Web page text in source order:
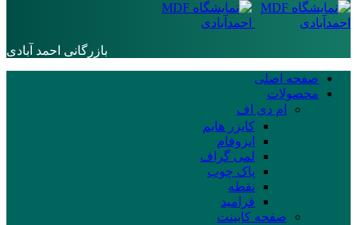
بازرگانی احمد آبادی
صفحه اصلی
محصولات
ام دی اف
کایزر هایم
ایزوفام
لمی گراف
پاک چوب
نقطه
فرامید
صفحه کابینت